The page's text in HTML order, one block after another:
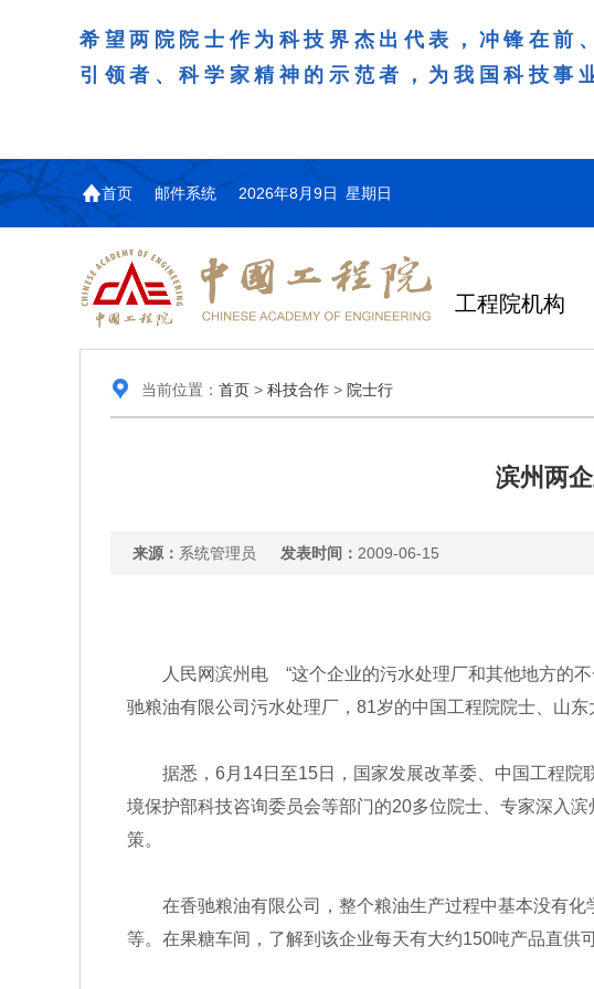
希望两院院士作为科技界杰出代表，冲锋在前
引领者、科学家精神的示范者，为我国科技事
首页 邮件系统 2026年8月9日 星期日
工程院机构
当前位置： 首页> 科技合作> 院士行
滨州两
来源： 系统管理员 发表时间： 2009-06-15
人民网滨州电 “这个企业的污水处理厂和其他地方的不
驰粮油有限公司污水处理厂，81岁的中国工程院院士、山东
据悉，6月14日至15日，国家发展改革委、中国工程院联
境保护部科技咨询委员会等部门的20多位院士、专家深入
策。
在香驰粮油有限公司，整个粮油生产过程中基本没有化
等。在果糖车间，了解到该企业每天有大约150吨产品直供